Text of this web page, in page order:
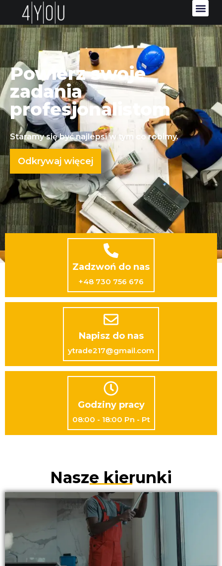
Powierz swoje
zadania
profesjonalistom
Staramy się być najlepsi w tym co robimy.
Odkrywaj więcej
Zadzwoń do nas
+48 730 756 676
Napisz do nas
ytrade217@gmail.com
Godziny pracy
08:00 - 18:00 Pn - Pt
Nasze kierunki